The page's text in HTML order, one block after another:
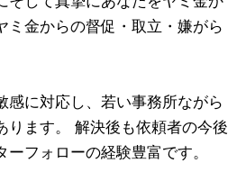
ミ金からの督促・取立・嫌がら
感に対応し、若い事務所ながら
ります。 解決後も依頼者の今後
フォローの経験豊富です。